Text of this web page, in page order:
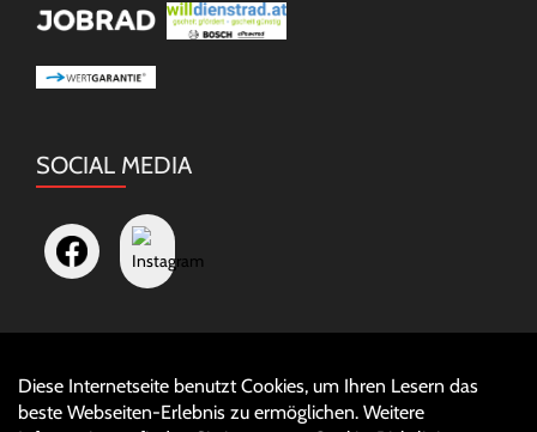
SOCIAL MEDIA
Diese Internetseite benutzt Cookies, um Ihren Lesern das
beste Webseiten-Erlebnis zu ermöglichen. Weitere
Auftrag widerrufen